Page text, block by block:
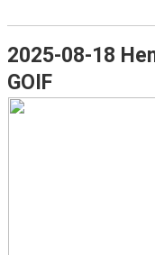
2025-08-18
GOIF